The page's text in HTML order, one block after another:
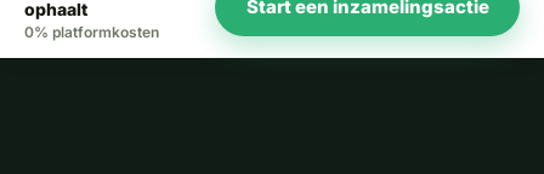
ophaalt
0% platformkosten
Start een inzamelingsactie